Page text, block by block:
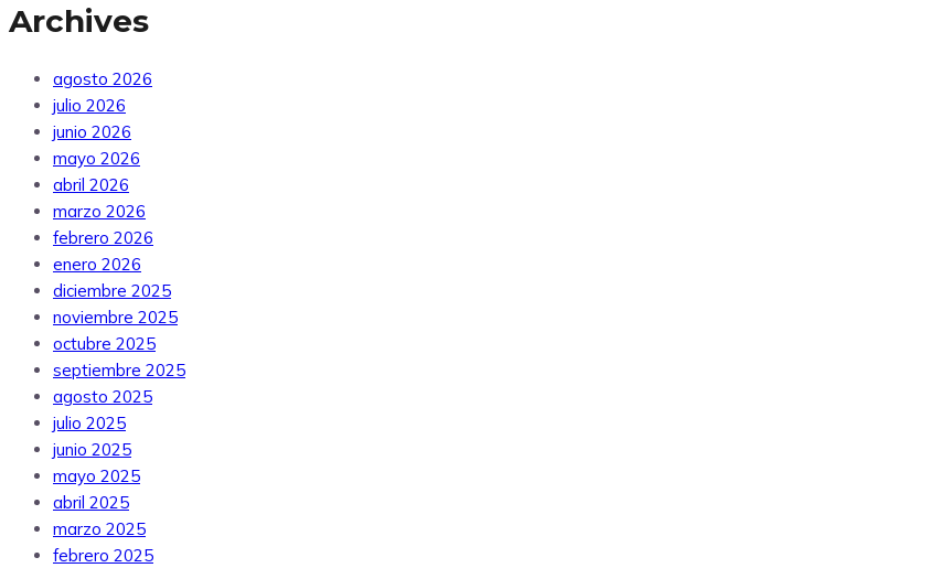
Archives
agosto 2026
julio 2026
junio 2026
mayo 2026
abril 2026
marzo 2026
febrero 2026
enero 2026
diciembre 2025
noviembre 2025
octubre 2025
septiembre 2025
agosto 2025
julio 2025
junio 2025
mayo 2025
abril 2025
marzo 2025
febrero 2025